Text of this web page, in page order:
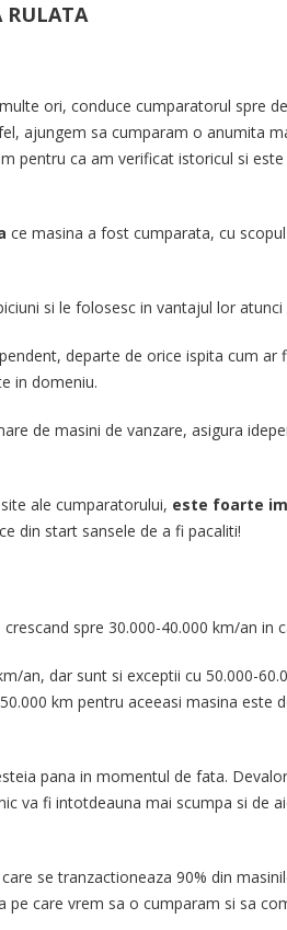
RULATA
ori, conduce cumparatorul spre
ajungem sa cumparam o anumita
ca am verificat istoricul si
ce masina a fost cumparata, cu
si le folosesc in vantajul lor
departe de orice ispita cum
in domeniu.
de masini de vanzare, asigura
ale cumparatorului, este foarte
din start sansele de a fi pacaliti!
spre 30.000-40.000 km/an in
an, dar sunt si exceptii cu 50.000-
km pentru aceeasi masina este
pana in momentul de fata.
va fi intotdeauna mai scumpa si de
se tranzactioneaza 90% din
care vrem sa o cumparam si sa